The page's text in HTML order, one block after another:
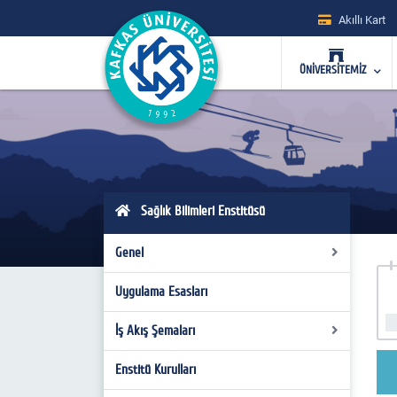
Akıllı Kart
ÜNİVERSİTEMİZ
Sağlık Bilimleri Enstitüsü
Genel
İdari
Tarihçe
Misyon-Vizyon
Uygulama Esasları
İş Akış Şemaları
İş Akış Şemaları
Enstitü Kurulları